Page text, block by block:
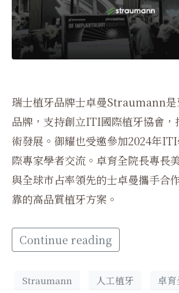
瑞士植牙品牌士卓曼Straumann是
品牌，支持創立ITI國際植牙協會，
術發展。御耀也受邀參加2024年
際專家學者交流。卓育全院長專長
與全球市占率領先的士卓曼攜手合
靠的高品質植牙方案。
Continue reading
Straumann 人工植牙
卓育